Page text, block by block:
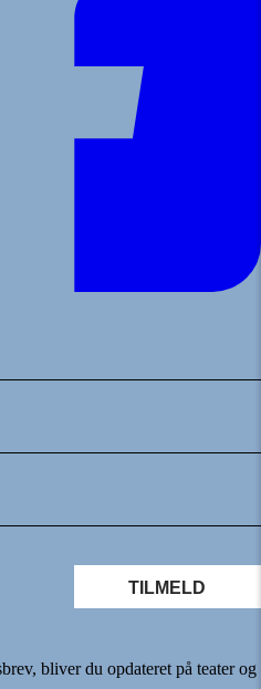
bliver du opdateret på teater og